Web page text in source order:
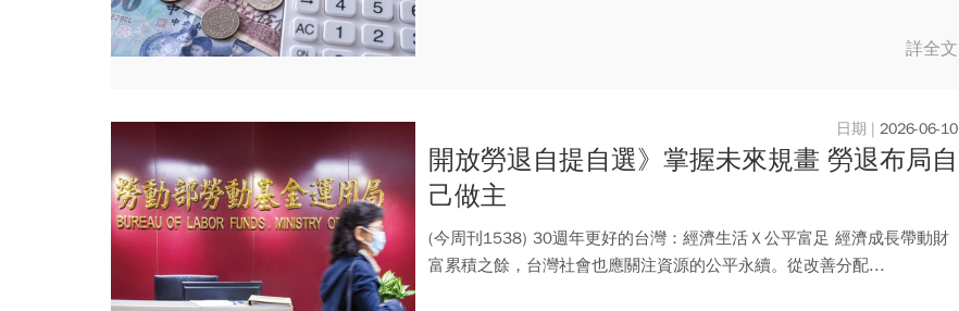
詳全文
2026-06-10
開放勞退自提自選》掌握未來規畫 勞退布局自
己做主
(今周刊1538) 30週年更好的台灣：經濟生活Ｘ公平富足 經濟成長帶動財
富累積之餘，台灣社會也應關注資源的公平永續。從改善分配...